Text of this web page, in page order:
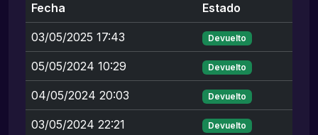
Fecha Estado
03/05/2025 17:43 Devuelto
05/05/2024 10:29 Devuelto
04/05/2024 20:03 Devuelto
03/05/2024 22:21 Devuelto